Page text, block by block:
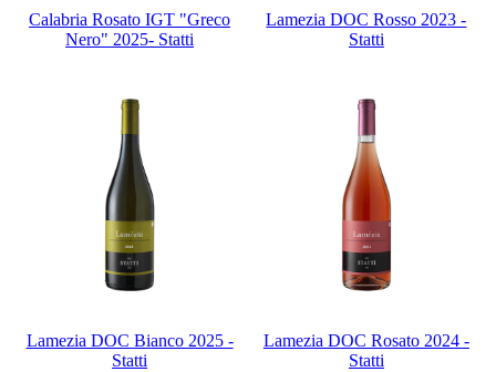
Calabria Rosato IGT "Greco
Nero" 2025- Statti
Lamezia DOC Rosso 2023 -
Statti
Lamezia DOC Bianco 2025 -
Statti
Lamezia DOC Rosato 2024 -
Statti